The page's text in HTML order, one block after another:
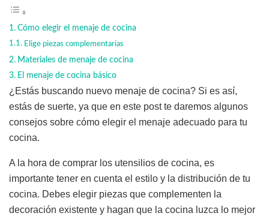
Cómo elegir el menaje de cocina
Elige piezas complementarias
Materiales de menaje de cocina
El menaje de cocina básico
¿Estás buscando nuevo menaje de cocina? Si es así,
estás de suerte, ya que en este post te daremos algunos
consejos sobre cómo elegir el menaje adecuado para tu
cocina.
A la hora de comprar los utensilios de cocina, es
importante tener en cuenta el estilo y la distribución de tu
cocina. Debes elegir piezas que complementen la
decoración existente y hagan que la cocina luzca lo mejor